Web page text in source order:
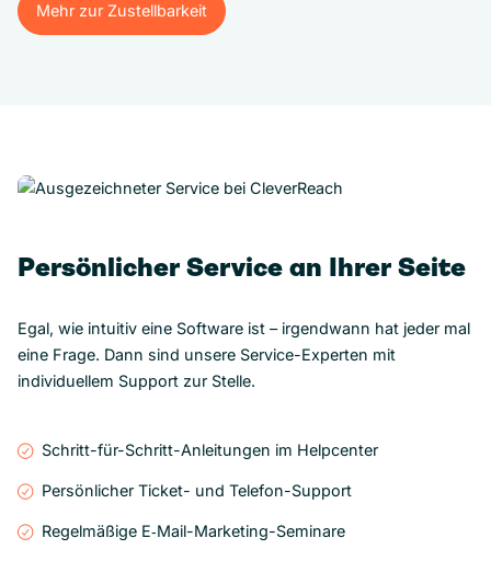
Mehr zur Zustellbarkeit
Mehr zur Zustellbarkeit
Persönlicher Service an Ihrer Seite
Egal, wie intuitiv eine Software ist – irgendwann hat jeder mal
eine Frage. Dann sind unsere Service-Experten mit
individuellem Support zur Stelle.
Schritt-für-Schritt-Anleitungen im Helpcenter
Persönlicher Ticket- und Telefon-Support
Regelmäßige E‑Mail-Marketing-Seminare